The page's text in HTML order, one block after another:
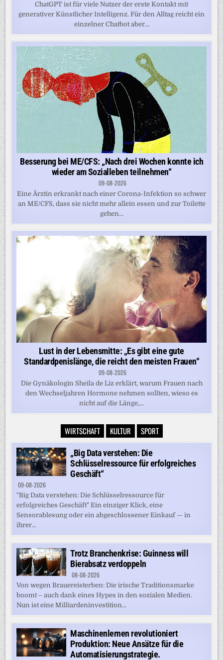
ChatGPT ist für viele Nutzer der erste Kontakt mit
generativer Künstlicher Intelligenz. Für den Alltag reicht ein
einzelner Chatbot aber...
Besserung bei ME/CFS: „Nach drei Wochen konnte ich
wieder am Sozialleben teilnehmen“
09-08-2026
Eine Ärztin erkrankt nach einer Corona-Infektion so schwer
an ME/CFS, dass sie nicht mehr allein essen und zur Toilette
gehen...
Lust in der Lebensmitte: „Es gibt eine gute
Standardpenislänge, die reicht den meisten Frauen“
09-08-2026
Die Gynäkologin Sheila de Liz erklärt, warum Frauen nach
den Wechseljahren Hormone nehmen sollten, wieso es
nicht auf die Länge,...
WIRTSCHAFT KULTUR SPORT
„Big Data verstehen: Die
Schlüsselressource für erfolgreiches
Geschäft“
09-08-2026
"Big Data verstehen: Die Schlüsselressource für
erfolgreiches Geschäft" Ein einziger Klick, eine
Sensorablesung oder ein abgeschlossener Einkauf — in
ihrer...
Trotz Branchenkrise: Guinness will
Bierabsatz verdoppeln
08-08-2026
Von wegen Brauereisterben: Die irische Traditionsmarke
boomt – auch dank eines Hypes in den sozialen Medien.
Nun ist eine Milliardeninvestition...
Maschinenlernen revolutioniert
Produktion: Neue Ansätze für die
Automatisierungstrategie.